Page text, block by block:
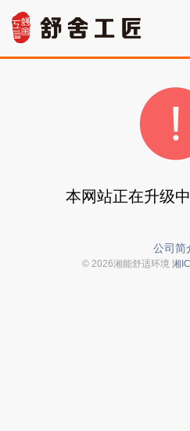
本网站正在升级
公司简
© 2026湘能舒适环境 湘